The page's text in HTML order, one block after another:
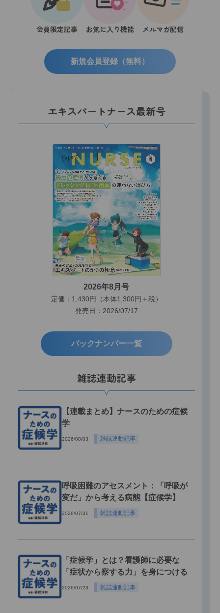
会員限定記事 お気に入り機能 メルマガ配信
新規会員登録（無料）
エキスパートナース最新号
2026年8月号
定価：1,430円（本体1,300円＋税）
発売日：2026/07/17
バックナンバー一覧
雑誌連動記事
【連載まとめ】ナースのための症候
学
2026/08/03 雑誌連動記事
呼吸困難のアセスメント：「呼吸が
変だ」から考える病態【症候学】
2026/07/31 雑誌連動記事
「症候学」とは？看護師に必要な
「症状から察する力」を身につける
2026/07/23 雑誌連動記事